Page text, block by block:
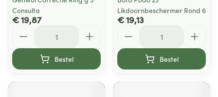
Consulta
€ 19,87
Bestel
Likdoornbeschermer Rond 6
€ 19,13
Bestel